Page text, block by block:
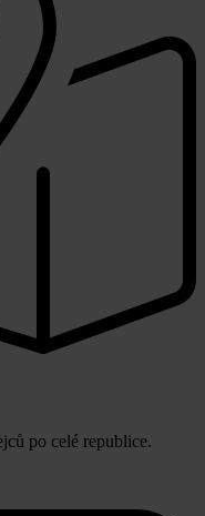
po celé republice.